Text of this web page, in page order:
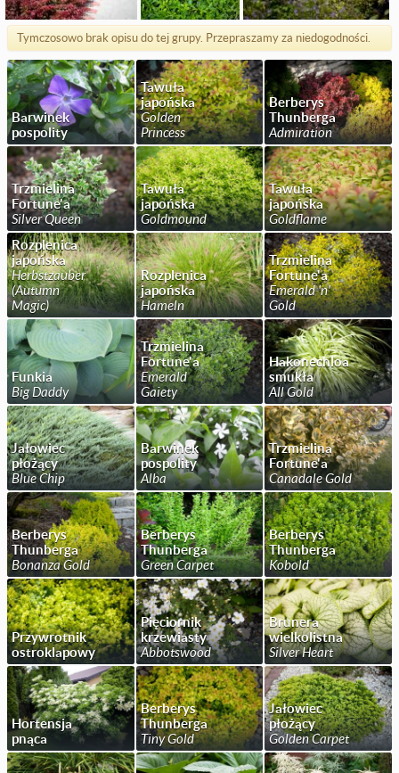
Tymczosowo brak opisu do tej grupy. Przepraszamy za niedogodności.
Barwinek
pospolity
Tawuła
japońska
Golden
Princess
Berberys
Thunberga
Admiration
Trzmielina
Fortune'a
Silver Queen
Tawuła
japońska
Goldmound
Tawuła
japońska
Goldflame
Rozplenica
japońska
Herbstzauber
(Autumn
Magic)
Rozplenica
japońska
Hameln
Trzmielina
Fortune'a
Emerald 'n'
Gold
Funkia
Big Daddy
Trzmielina
Fortune'a
Emerald
Gaiety
Hakonechloa
smukła
All Gold
Jałowiec
płożący
Blue Chip
Barwinek
pospolity
Alba
Trzmielina
Fortune'a
Canadale Gold
Berberys
Thunberga
Bonanza Gold
Berberys
Thunberga
Green Carpet
Berberys
Thunberga
Kobold
Przywrotnik
ostroklapowy
Pięciornik
krzewiasty
Abbotswood
Brunera
wielkolistna
Silver Heart
Hortensja
pnąca
Berberys
Thunberga
Tiny Gold
Jałowiec
płożący
Golden Carpet